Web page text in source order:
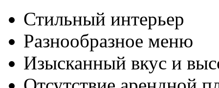
Стильный интерьер
Разнообразное меню
Изысканный вкус и